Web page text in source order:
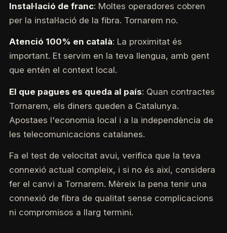
Instal·lació de franc: Moltes operadores cobren
per la instal·lació de la fibra. Tornarem no.
Atenció 100% en català: La proximitat és
important. Et servim en la teva llengua, amb gent
que entén el context local.
El que pagues es queda al país: Quan contractes
Tornarem, els diners queden a Catalunya.
Apostaes l'economia local i a la independència de
les telecomunicacions catalanes.
Fa el test de velocitat avui, verifica que la teva
connexió actual compleix, i si no és així, considera
fer el canvi a Tornarem. Mèreix la pena tenir una
connexió de fibra de qualitat sense complicacions
ni compromisos a llarg termini.